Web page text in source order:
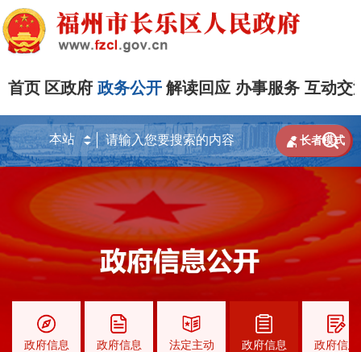
首页 区政府 政务公开 解读回应 办事服务 互动交

 长者模式
政府信息
政府信息
法定主动
政府信息
政府信息